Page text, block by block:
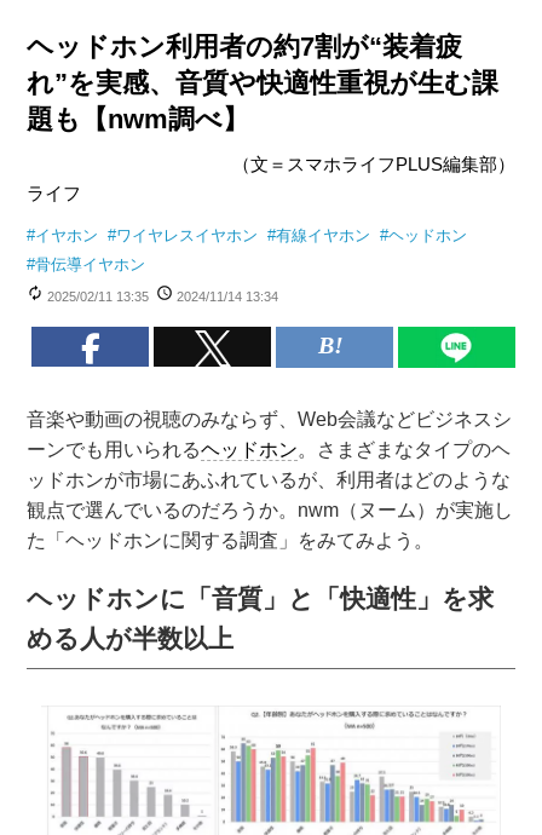
ヘッドホン利用者の約7割が“装着疲
れ”を実感、音質や快適性重視が生む課
題も【nwm調べ】
（文＝スマホライフPLUS編集部）
ライフ
#イヤホン #ワイヤレスイヤホン #有線イヤホン #ヘッドホン
#骨伝導イヤホン
2025/02/11 13:35 2024/11/14 13:34
音楽や動画の視聴のみならず、Web会議などビジネスシ
ーンでも用いられるヘッドホン。さまざまなタイプのヘ
ッドホンが市場にあふれているが、利用者はどのような
観点で選んでいるのだろうか。nwm（ヌーム）が実施し
た「ヘッドホンに関する調査」をみてみよう。
ヘッドホンに「音質」と「快適性」を求
める人が半数以上